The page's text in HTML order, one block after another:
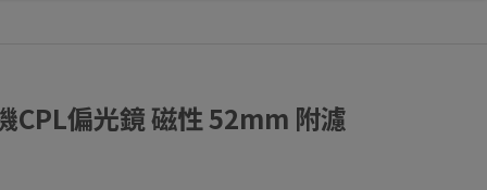
偏光鏡 磁性 52mm 附濾